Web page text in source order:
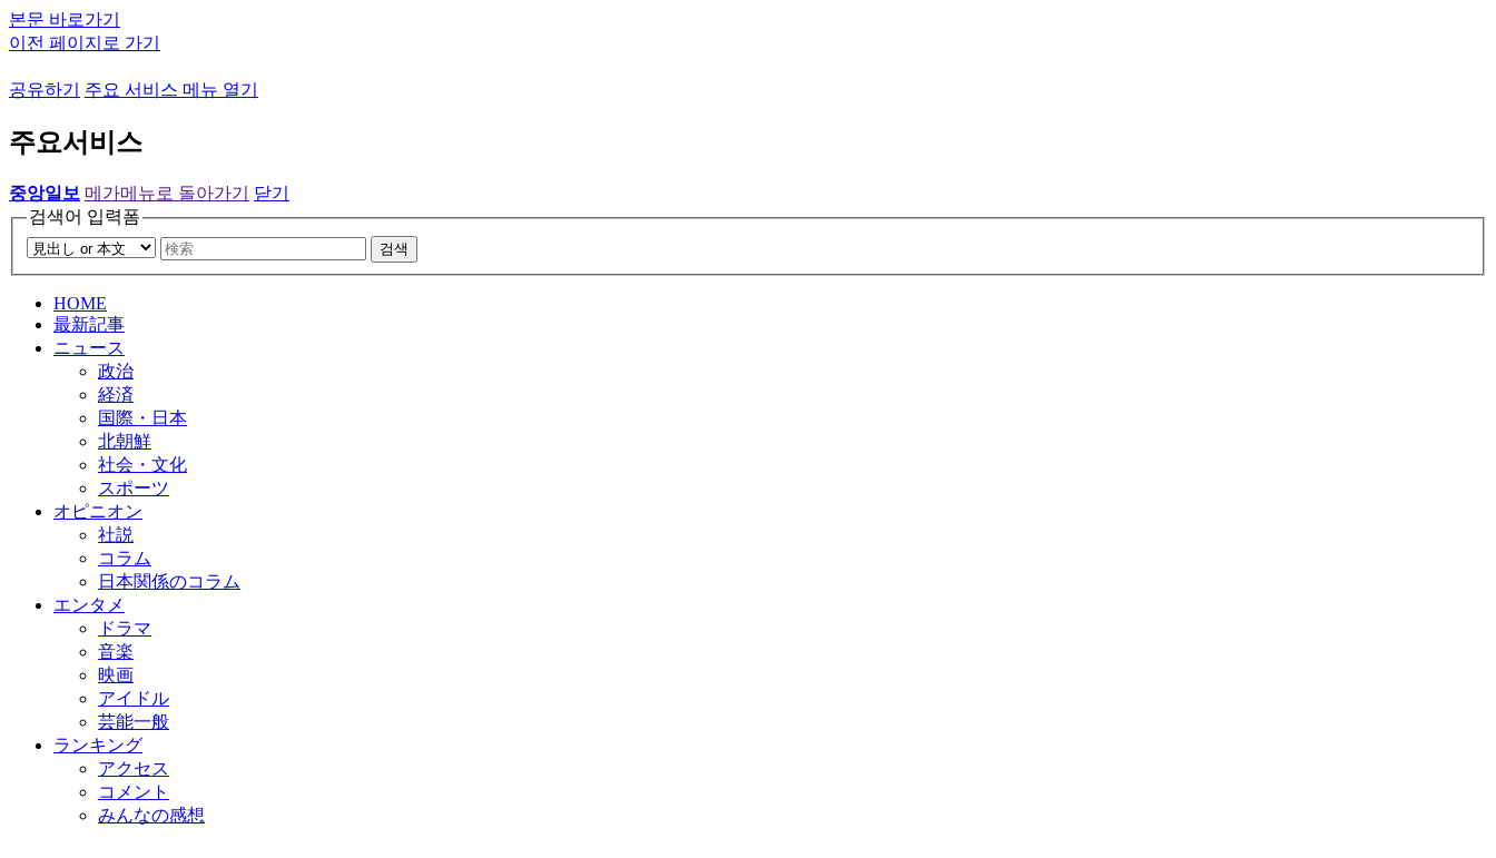
본문 바로가기
이전 페이지로 가기
공유하기 주요 서비스 메뉴 열기
주요서비스
중앙일보 메가메뉴로 돌아가기
닫기
검색어 입력폼
검색
HOME
最新記事
ニュース
政治
経済
国際・日本
北朝鮮
社会・文化
スポーツ
オピニオン
社説
コラム
日本関係のコラム
エンタメ
ドラマ
音楽
映画
アイドル
芸能一般
ランキング
アクセス
コメント
みんなの感想